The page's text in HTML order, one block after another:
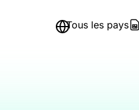
Tous les pays